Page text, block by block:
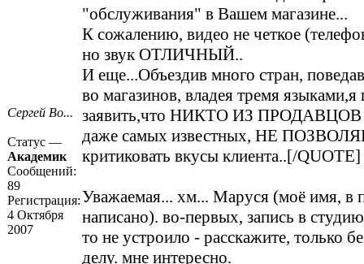
Сергей Во...
Статус —
Академик
Сообщений:
89
Регистрация:
4 Октября
2007
"обслуживания" в Вашем магазине...
К сожалению, видео не четкое
но звук ОТЛИЧНЫЙ..
И еще...Объездив много стран,
во магазинов, владея тремя языками,я
заявить,что НИКТО ИЗ ПРОДАВЦОВ
даже самых известных, НЕ
критиковать вкусы клиента..[/QUOTE]
Уважаемая... хм... Маруся (моё имя, в
написано). во-первых, запись в
то не устроило - расскажите, только
делу. мне интересно.